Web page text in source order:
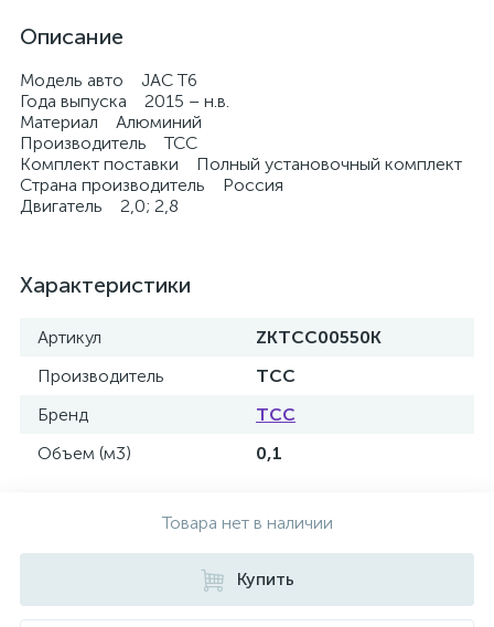
Описание
Модель авто JAC T6
Года выпуска 2015 – н.в.
Материал Алюминий
Производитель ТСС
Комплект поставки Полный установочный комплект
Страна производитель Россия
Двигатель 2,0; 2,8
Характеристики
Артикул
ZKTCC00550K
Производитель
ТСС
Бренд
ТСС
Объем (м3)
0,1
Товара нет в наличии
Купить